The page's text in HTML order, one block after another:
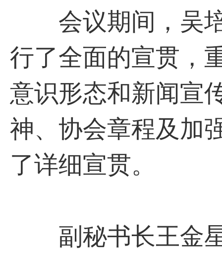
会议期间，吴培
行了全面的宣贯，
意识形态和新闻宣
神、协会章程及加
了详细宣贯。
副秘书长王金星